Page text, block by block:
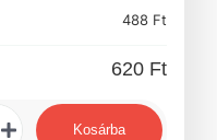
488 Ft
620 Ft
Kosárba